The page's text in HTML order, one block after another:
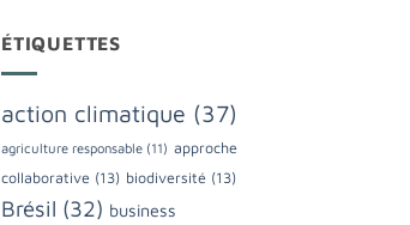
ÉTIQUETTES
action climatique (37)
agriculture responsable (11) approche
collaborative (13) biodiversité (13)
Brésil (32) business